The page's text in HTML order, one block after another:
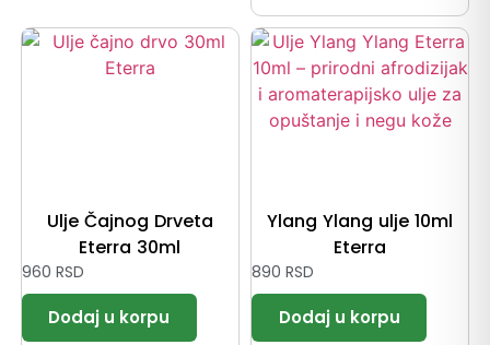
Ulje Čajnog Drveta
Eterra 30ml
960 RSD
Ylang Ylang ulje 10ml
Eterra
890 RSD